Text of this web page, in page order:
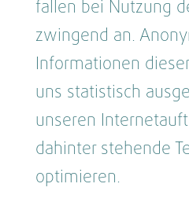
fallen bei Nutzung
zwingend an.
Informationen
uns statistisch
unseren
dahinter stehende
optimieren.